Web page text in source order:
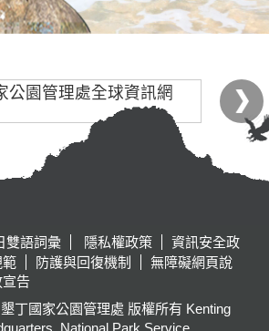
雙語詞彙 隱私權政策
資訊安全政
範 防護與回復機制
無障礙網頁說
告
丁國家公園管理處 版權所有 Kenting
National Park Service,